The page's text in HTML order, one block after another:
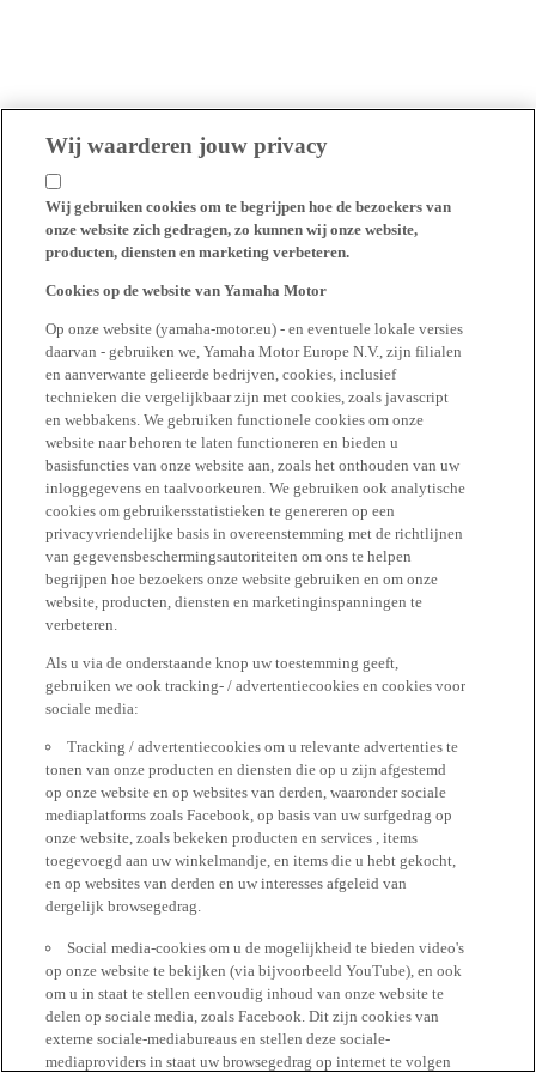
Wij waarderen jouw privacy
Wij gebruiken cookies om te begrijpen hoe de bezoekers van
onze website zich gedragen, zo kunnen wij onze website,
producten, diensten en marketing verbeteren.
Cookies op de website van Yamaha Motor
Op onze website (yamaha-motor.eu) - en eventuele lokale versies
daarvan - gebruiken we, Yamaha Motor Europe N.V., zijn filialen
en aanverwante gelieerde bedrijven, cookies, inclusief
technieken die vergelijkbaar zijn met cookies, zoals javascript
en webbakens. We gebruiken functionele cookies om onze
website naar behoren te laten functioneren en bieden u
basisfuncties van onze website aan, zoals het onthouden van uw
inloggegevens en taalvoorkeuren. We gebruiken ook analytische
cookies om gebruikersstatistieken te genereren op een
privacyvriendelijke basis in overeenstemming met de richtlijnen
van gegevensbeschermingsautoriteiten om ons te helpen
begrijpen hoe bezoekers onze website gebruiken en om onze
website, producten, diensten en marketinginspanningen te
verbeteren.
Als u via de onderstaande knop uw toestemming geeft,
gebruiken we ook tracking- / advertentiecookies en cookies voor
sociale media:
Tracking / advertentiecookies om u relevante advertenties te
tonen van onze producten en diensten die op u zijn afgestemd
op onze website en op websites van derden, waaronder sociale
mediaplatforms zoals Facebook, op basis van uw surfgedrag op
onze website, zoals bekeken producten en services , items
toegevoegd aan uw winkelmandje, en items die u hebt gekocht,
en op websites van derden en uw interesses afgeleid van
dergelijk browsegedrag.
Social media-cookies om u de mogelijkheid te bieden video's
op onze website te bekijken (via bijvoorbeeld YouTube), en ook
om u in staat te stellen eenvoudig inhoud van onze website te
delen op sociale media, zoals Facebook. Dit zijn cookies van
externe sociale-mediabureaus en stellen deze sociale-
mediaproviders in staat uw browsegedrag op internet te volgen